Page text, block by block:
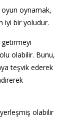
oynamak,
iyi bir yoludur.
getirmeyi
olabilir. Bunu,
teşvik ederek
olabilir